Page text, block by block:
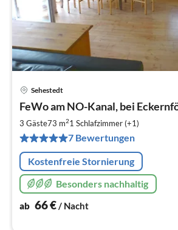
Sehestedt
FeWo am NO-Kanal, bei
3 Gäste73 m21 Schlafzimmer (+1)
7 Bewertungen
Kostenfreie Stornierung
Besonders nachhaltig
ab 66€/ Nacht